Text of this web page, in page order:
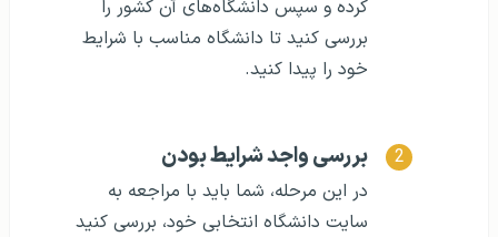
کرده و سپس دانشگاه‌های آن کشور را
بررسی کنید تا دانشگاه مناسب با شرایط
خود را پیدا کنید.
بررسی واجد شرایط بودن
در این مرحله، شما باید با مراجعه به
سایت دانشگاه انتخابی خود، بررسی کنید